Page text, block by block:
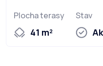
Plocha terasy
41 m²
Stav